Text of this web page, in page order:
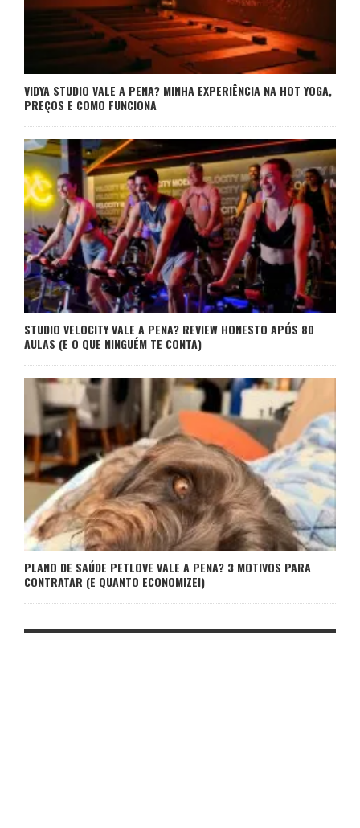
VIDYA STUDIO VALE A PENA? MINHA EXPERIÊNCIA NA HOT YOGA,
PREÇOS E COMO FUNCIONA
STUDIO VELOCITY VALE A PENA? REVIEW HONESTO APÓS 80
AULAS (E O QUE NINGUÉM TE CONTA)
PLANO DE SAÚDE PETLOVE VALE A PENA? 3 MOTIVOS PARA
CONTRATAR (E QUANTO ECONOMIZEI)